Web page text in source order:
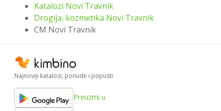
Katalozi Novi Travnik
Drogija, kozmetika Novi Travnik
CM Novi Travnik
Najnoviji katalozi, ponude i popusti
Preuzmi u